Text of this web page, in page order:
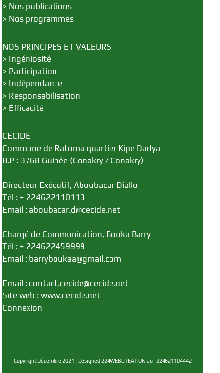
> Nos publications
> Nos programmes
NOS PRINCIPES ET VALEURS
> Ingéniosité
> Participation
> Indépendance
> Responsabilisation
> Efficacité
CECIDE
Commune de Ratoma quartier Kipe Dadya
B.P : 3768 Guinée (Conakry / Conakry)
Directeur Exécutif, Aboubacar Diallo
Tél : + 224622110113
Email : aboubacar.d@cecide.net
Chargé de Communication, Bouka Barry
Tél : + 224622459999
Email : barryboukaa@gmail.com
Email : contact.cecide@cecide.net
Site web : www.cecide.net
Connexion
Copyright Décembre 2021 | Designed 224WEBCREATION au +224621104442